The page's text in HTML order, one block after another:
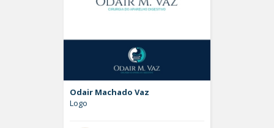
Odair Machado Vaz
Logo